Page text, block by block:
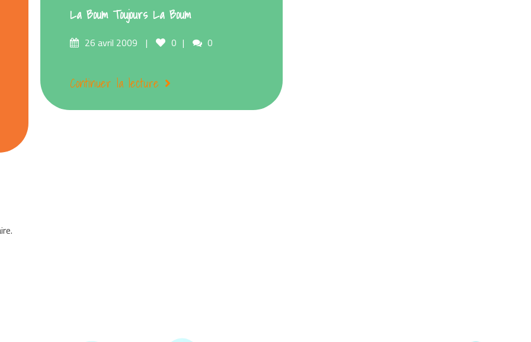
La Boum Toujours La Boum
Posted26 avril 2009 0 Comments
0
Continuer la lecture